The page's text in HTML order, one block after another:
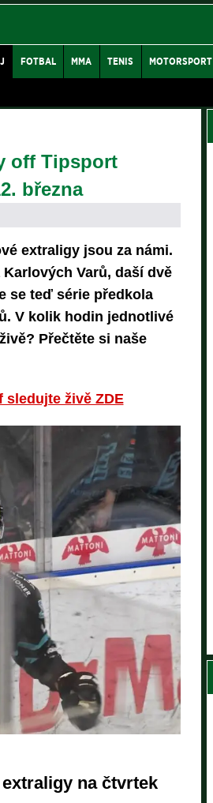
FOTBAL MMA TENIS MOTORSPORT
off Tipsport
března
extraligy jsou za námi.
Varů, daší dvě
se teď série předkola
V kolik hodin jednotlivé
Přečtěte si naše
sledujte živě ZDE
na čtvrtek